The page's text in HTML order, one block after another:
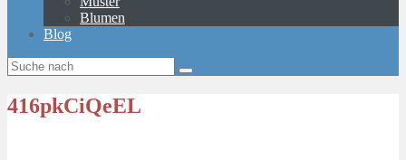
Blumen
Blog
416pkCiQeEL